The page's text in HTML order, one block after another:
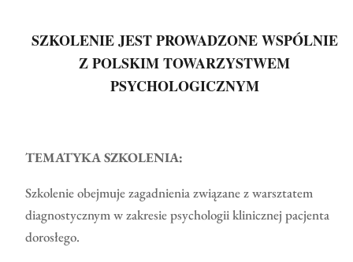
SZKOLENIE JEST PROWADZONE WSPÓLNIE
Z POLSKIM TOWARZYSTWEM
PSYCHOLOGICZNYM
TEMATYKA SZKOLENIA:
Szkolenie obejmuje zagadnienia związane z warsztatem
diagnostycznym w zakresie psychologii klinicznej pacjenta
dorosłego.